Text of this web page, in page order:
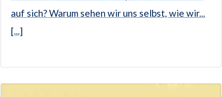
auf sich? Warum sehen wir uns selbst, wie wir...
[...]